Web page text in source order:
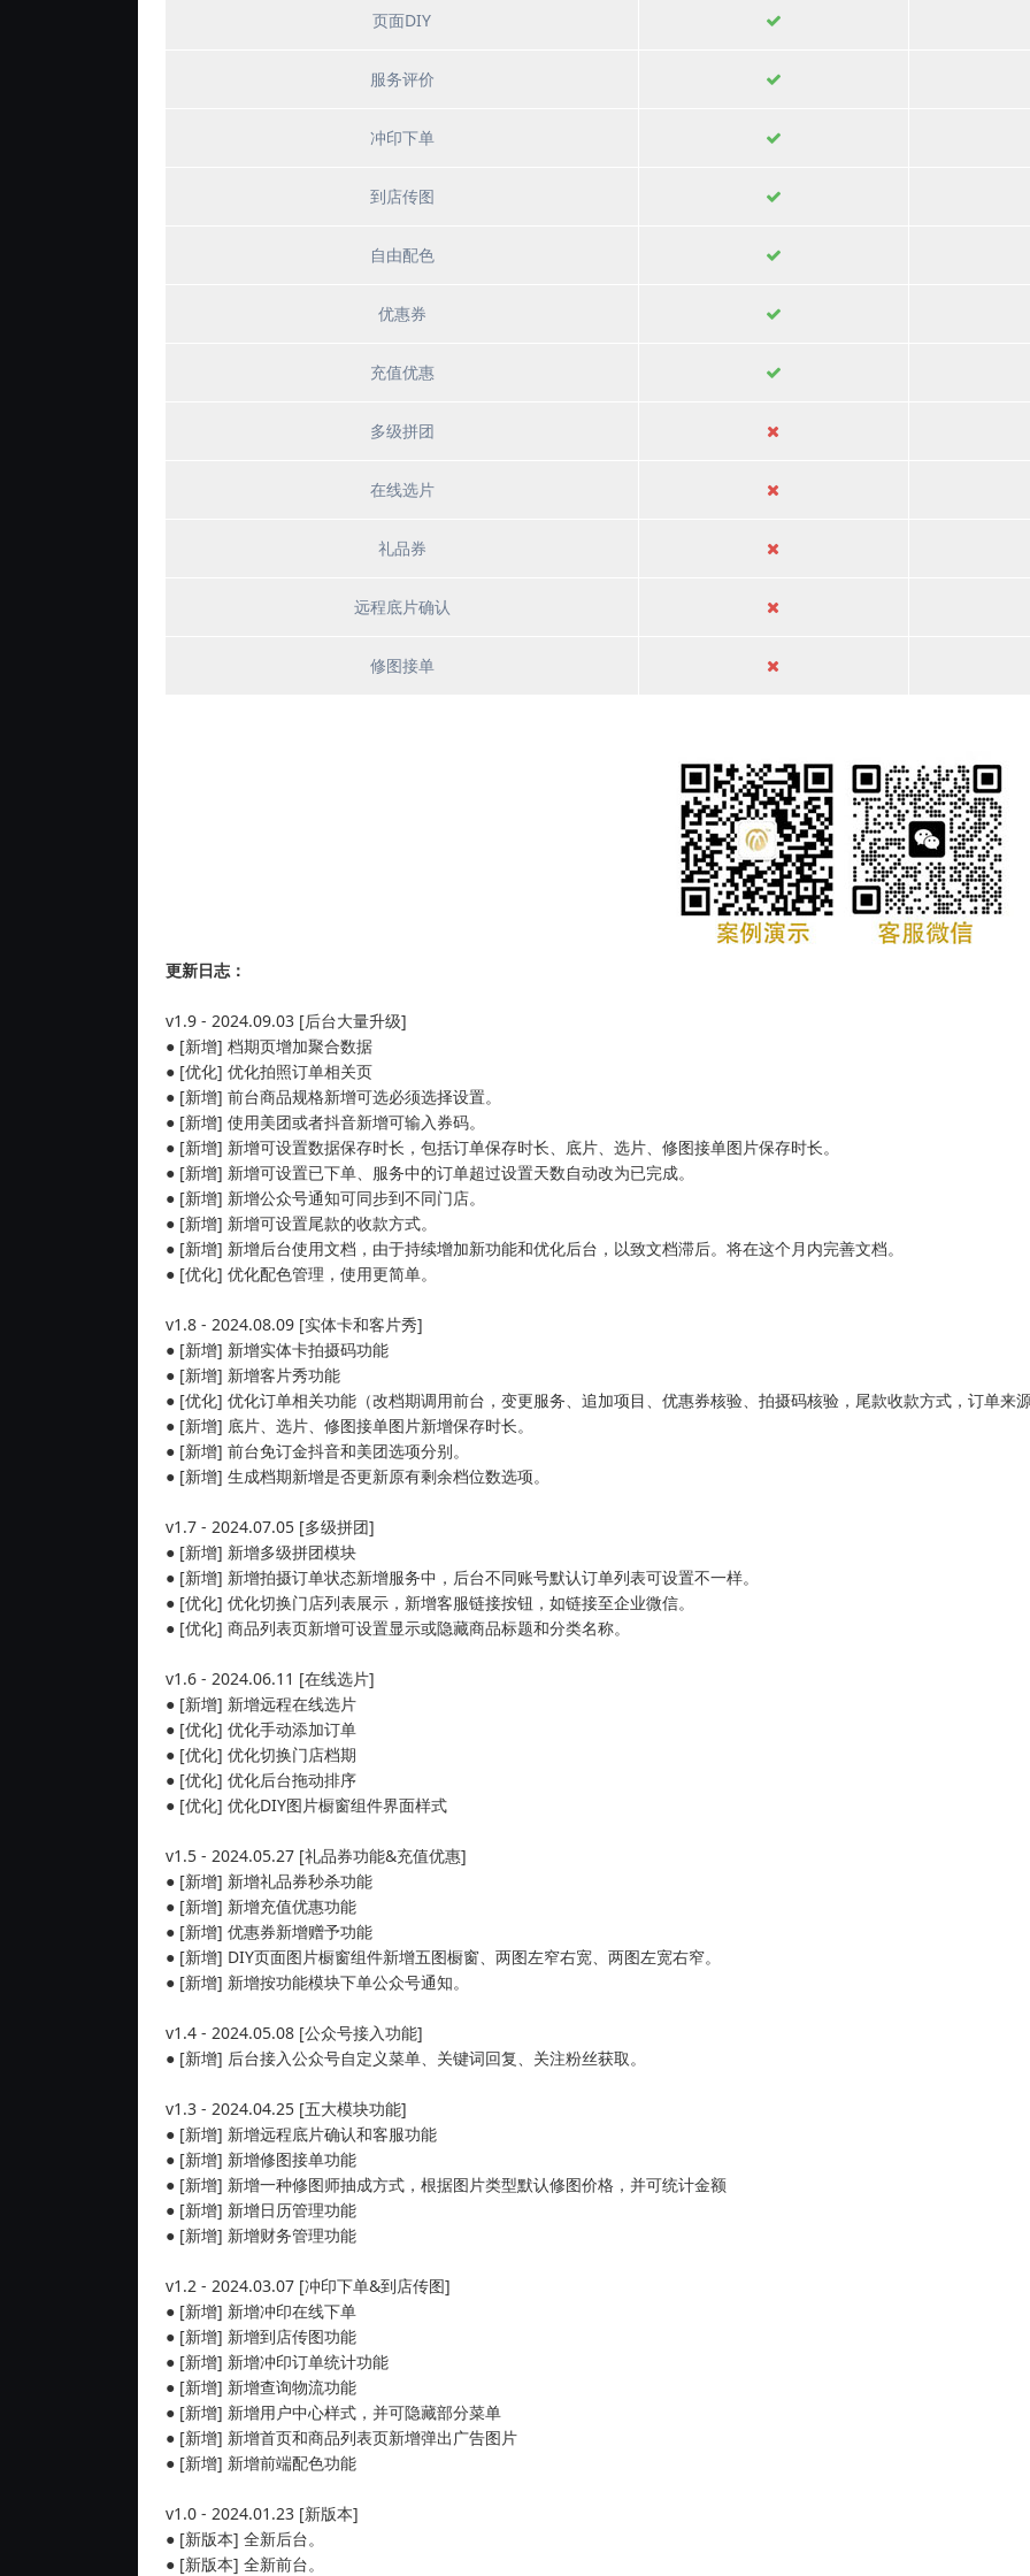
页面DIY
服务评价
冲印下单
到店传图
自由配色
优惠券
充值优惠
多级拼团
在线选片
礼品券
远程底片确认
修图接单
更新日志：
v1.9 - 2024.09.03 [后台大量升级]
● [新增] 档期页增加聚合数据
● [优化] 优化拍照订单相关页
● [新增] 前台商品规格新增可选必须选择设置。
● [新增] 使用美团或者抖音新增可输入券码。
● [新增] 新增可设置数据保存时长，包括订单保存时长、底片、选片、修图接单图片保存时长。
● [新增] 新增可设置已下单、服务中的订单超过设置天数自动改为已完成。
● [新增] 新增公众号通知可同步到不同门店。
● [新增] 新增可设置尾款的收款方式。
● [新增] 新增后台使用文档，由于持续增加新功能和优化后台，以致文档滞后。将在这个月内完善文档。
● [优化] 优化配色管理，使用更简单。
v1.8 - 2024.08.09 [实体卡和客片秀]
● [新增] 新增实体卡拍摄码功能
● [新增] 新增客片秀功能
● [优化] 优化订单相关功能（改档期调用前台，变更服务、追加项目、优惠券核验、拍摄码核验，尾款收款方式，订单来
● [新增] 底片、选片、修图接单图片新增保存时长。
● [新增] 前台免订金抖音和美团选项分别。
● [新增] 生成档期新增是否更新原有剩余档位数选项。
v1.7 - 2024.07.05 [多级拼团]
● [新增] 新增多级拼团模块
● [新增] 新增拍摄订单状态新增服务中，后台不同账号默认订单列表可设置不一样。
● [优化] 优化切换门店列表展示，新增客服链接按钮，如链接至企业微信。
● [优化] 商品列表页新增可设置显示或隐藏商品标题和分类名称。
v1.6 - 2024.06.11 [在线选片]
● [新增] 新增远程在线选片
● [优化] 优化手动添加订单
● [优化] 优化切换门店档期
● [优化] 优化后台拖动排序
● [优化] 优化DIY图片橱窗组件界面样式
v1.5 - 2024.05.27 [礼品券功能&充值优惠]
● [新增] 新增礼品券秒杀功能
● [新增] 新增充值优惠功能
● [新增] 优惠券新增赠予功能
● [新增] DIY页面图片橱窗组件新增五图橱窗、两图左窄右宽、两图左宽右窄。
● [新增] 新增按功能模块下单公众号通知。
v1.4 - 2024.05.08 [公众号接入功能]
● [新增] 后台接入公众号自定义菜单、关键词回复、关注粉丝获取。
v1.3 - 2024.04.25 [五大模块功能]
● [新增] 新增远程底片确认和客服功能
● [新增] 新增修图接单功能
● [新增] 新增一种修图师抽成方式，根据图片类型默认修图价格，并可统计金额
● [新增] 新增日历管理功能
● [新增] 新增财务管理功能
v1.2 - 2024.03.07 [冲印下单&到店传图]
● [新增] 新增冲印在线下单
● [新增] 新增到店传图功能
● [新增] 新增冲印订单统计功能
● [新增] 新增查询物流功能
● [新增] 新增用户中心样式，并可隐藏部分菜单
● [新增] 新增首页和商品列表页新增弹出广告图片
● [新增] 新增前端配色功能
v1.0 - 2024.01.23 [新版本]
● [新版本] 全新后台。
● [新版本] 全新前台。